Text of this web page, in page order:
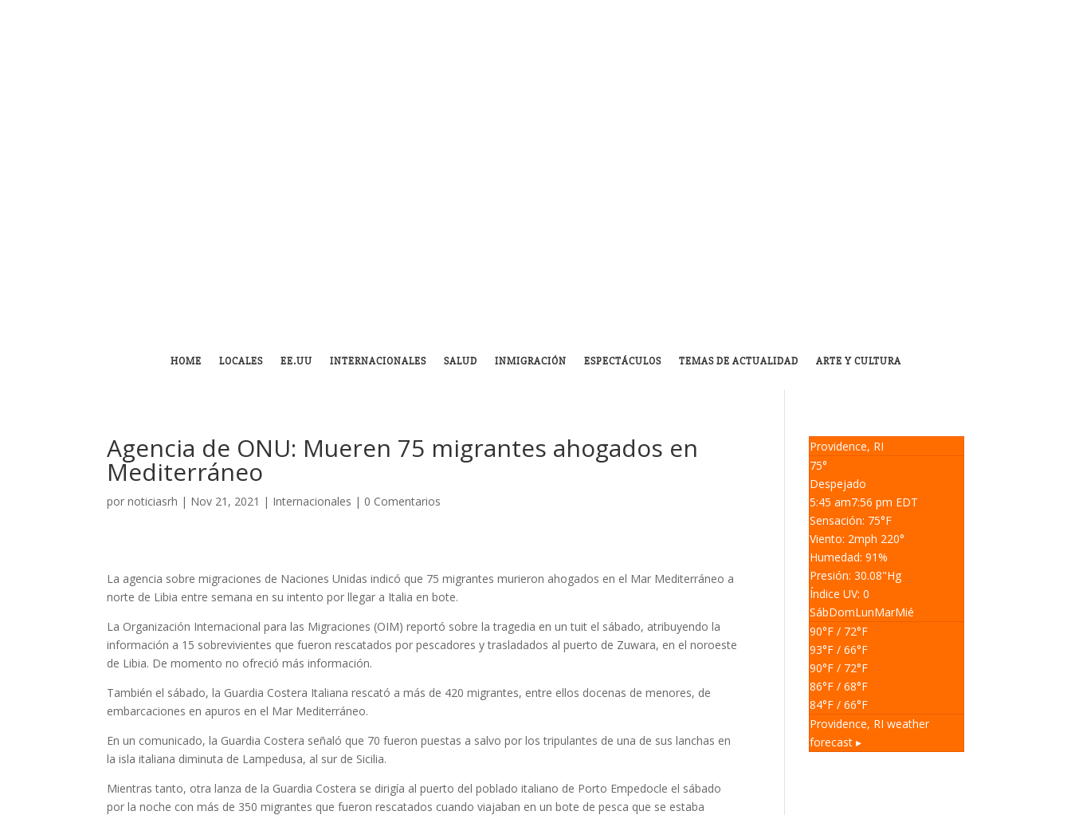
HOME LOCALES EE.UU INTERNACIONALES SALUD INMIGRACIÓN ESPECTÁCULOS TEMAS DE ACTUALIDAD ARTE Y CULTURA
Agencia de ONU: Mueren 75 migrantes ahogados en
Mediterráneo
pornoticiasrh | Nov 21, 2021 | Internacionales | 0 Comentarios
La agencia sobre migraciones de Naciones Unidas indicó que 75 migrantes murieron ahogados en el Mar Mediterráneo a
norte de Libia entre semana en su intento por llegar a Italia en bote.
La Organización Internacional para las Migraciones (OIM) reportó sobre la tragedia en un tuit el sábado, atribuyendo la
información a 15 sobrevivientes que fueron rescatados por pescadores y trasladados al puerto de Zuwara, en el noroeste
de Libia. De momento no ofreció más información.
También el sábado, la Guardia Costera Italiana rescató a más de 420 migrantes, entre ellos docenas de menores, de
embarcaciones en apuros en el Mar Mediterráneo.
En un comunicado, la Guardia Costera señaló que 70 fueron puestas a salvo por los tripulantes de una de sus lanchas en
la isla italiana diminuta de Lampedusa, al sur de Sicilia.
Mientras tanto, otra lanza de la Guardia Costera se dirigía al puerto del poblado italiano de Porto Empedocle el sábado
por la noche con más de 350 migrantes que fueron rescatados cuando viajaban en un bote de pesca que se estaba
Providence, RI
75°
Despejado
5:45 am7:56 pm EDT
Sensación: 75°F
Viento: 2mph 220°
Humedad: 91%
Presión: 30.08"Hg
Índice UV: 0
SábDomLunMarMié
90°F / 72°F
93°F / 66°F
90°F / 72°F
86°F / 68°F
84°F / 66°F
Providence, RI weather
forecast ▸